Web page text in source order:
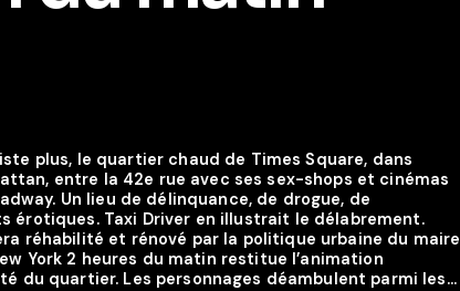
plus, le quartier chaud de Times Square, dans
entre la 42e rue avec ses sex-shops et cinémas
Un lieu de délinquance, de drogue, de
érotiques. Taxi Driver en illustrait le délabrement.
réhabilité et rénové par la politique urbaine du maire
York 2 heures du matin restitue l’animation
du quartier. Les personnages déambulent parmi les...